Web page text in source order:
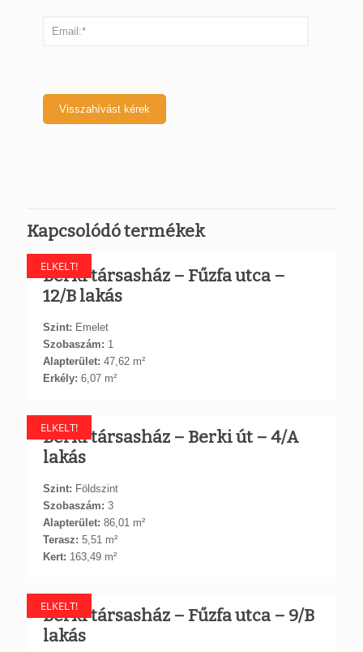
Kapcsolódó termékek
ELKELT!
Berki társasház – Fűzfa utca –
12/B lakás
Szint: Emelet
Szobaszám: 1
Alapterület: 47,62 m²
Erkély: 6,07 m²
ELKELT!
Berki társasház – Berki út – 4/A
lakás
Szint: Földszint
Szobaszám: 3
Alapterület: 86,01 m²
Terasz: 5,51 m²
Kert: 163,49 m²
ELKELT!
Berki társasház – Fűzfa utca – 9/B
lakás